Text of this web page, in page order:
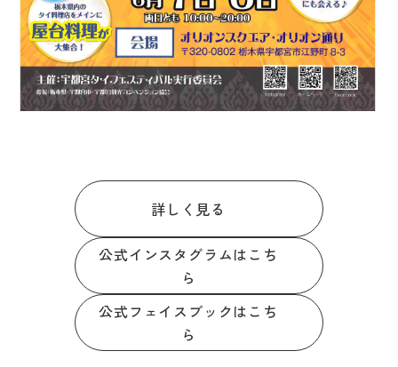
詳しく見る
公式インスタグラムはこち
ら
公式フェイスブックはこち
ら